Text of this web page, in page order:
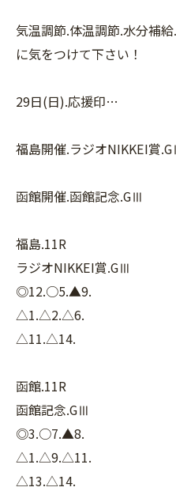
気温調節.体温調節.水分補
に気をつけて下さい！
29日(日).応援印…
福島開催.ラジオNIKKEI賞
函館開催.函館記念.GⅢ
福島.11R
ラジオNIKKEI賞.GⅢ
◎12.○5.▲9.
△1.△2.△6.
△11.△14.
函館.11R
函館記念.GⅢ
◎3.○7.▲8.
△1.△9.△11.
△13.△14.